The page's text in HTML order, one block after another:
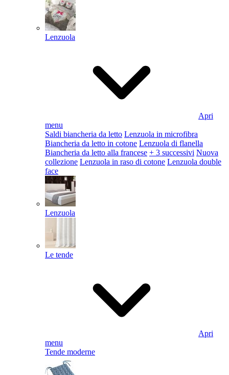
Lenzuola
Apri
menu
Saldi biancheria da letto Lenzuola in microfibra
Biancheria da letto in cotone Lenzuola di flanella
Biancheria da letto alla francese + 3 successivi Nuova
collezione Lenzuola in raso di cotone Lenzuola double
face
Lenzuola
Le tende
Apri
menu
Tende moderne